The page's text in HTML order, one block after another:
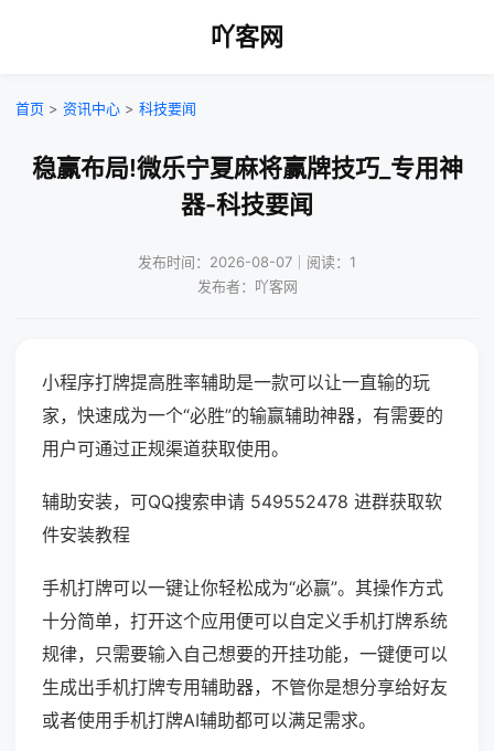
吖客网
首页 > 资讯中心 > 科技要闻
稳赢布局!微乐宁夏麻将赢牌技巧_专用神
器-科技要闻
发布时间：2026-08-07｜阅读：1
发布者：吖客网
小程序打牌提高胜率辅助是一款可以让一直输的玩
家，快速成为一个“必胜”的输赢辅助神器，有需要的
用户可通过正规渠道获取使用。
辅助安装，可QQ搜索申请 549552478 进群获取软
件安装教程
手机打牌可以一键让你轻松成为“必赢”。其操作方式
十分简单，打开这个应用便可以自定义手机打牌系统
规律，只需要输入自己想要的开挂功能，一键便可以
生成出手机打牌专用辅助器，不管你是想分享给好友
或者使用手机打牌AI辅助都可以满足需求。